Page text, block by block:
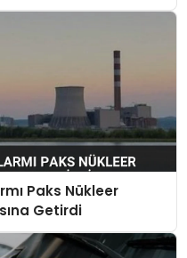
Paks Nükleer
Getirdi